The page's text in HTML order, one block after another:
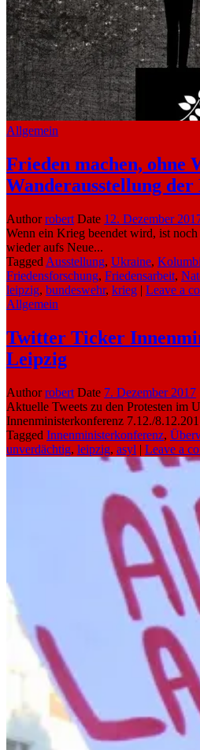
Allgemein
Frieden machen, ohne
Wanderausstellung
Authorrobert Date 12. Dezember
Wenn ein Krieg beendet wird, ist
wieder aufs Neue...
Tagged Ausstellung, Ukraine,
Friedensforschung, Friedensarbeit,
leipzig, bundeswehr, krieg | Leave a
Allgemein
Twitter Ticker
Leipzig
Authorrobert Date 7. Dezember 2017
Aktuelle Tweets zu den Protesten im
Innenministerkonferenz 7.12./
Tagged Innenministerkonferenz,
unverdächtig, leipzig, asyl | Leave a